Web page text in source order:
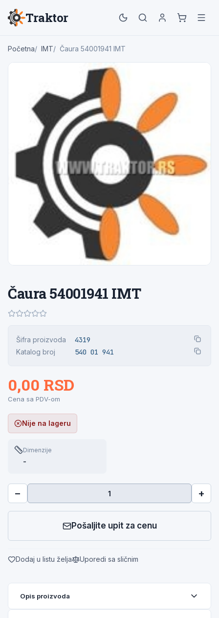
Traktor
Početna IMT Čaura 54001941 IMT
Čaura 54001941 IMT
Šifra proizvoda 4319
Katalog broj 540 01 941
0,00 RSD
Cena sa PDV-om
Nije na lageru
Dimenzije
-
− +
Pošaljite upit za cenu
Dodaj u listu želja Uporedi sa sličnim
Opis proizvoda